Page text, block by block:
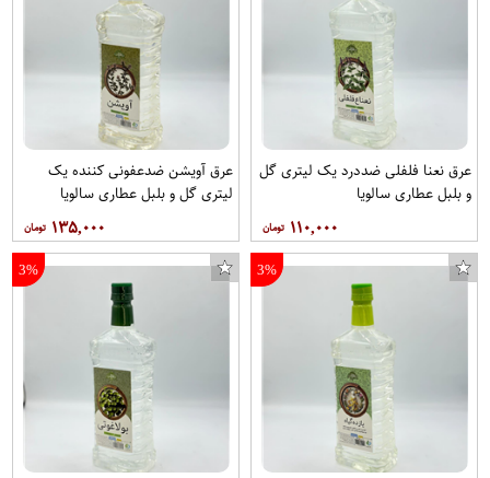
عرق نعنا فلفلی ضددرد یک لیتری گل
و بلبل عطاری سالویا
۱۱۰,۰۰۰
عرق آویشن ضدعفونی کننده یک
لیتری گل و بلبل عطاری سالویا
۱۳۵,۰۰۰
3%
3%